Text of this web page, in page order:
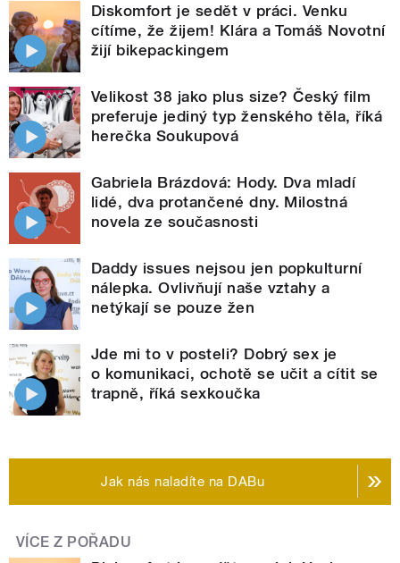
Diskomfort je sedět v práci. Venku
cítíme, že žijem! Klára a Tomáš Novotní
žijí bikepackingem
Velikost 38 jako plus size? Český film
preferuje jediný typ ženského těla, říká
herečka Soukupová
Gabriela Brázdová: Hody. Dva mladí
lidé, dva protančené dny. Milostná
novela ze současnosti
Daddy issues nejsou jen popkulturní
nálepka. Ovlivňují naše vztahy a
netýkají se pouze žen
Jde mi to v posteli? Dobrý sex je
o komunikaci, ochotě se učit a cítit se
trapně, říká sexkoučka
Jak nás naladíte na DABu
VÍCE Z POŘADU